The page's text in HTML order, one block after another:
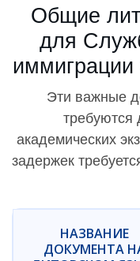
Общие
для
Эти важные
требуются
академических
задержек
НАЗВАНИЕ
ДОКУМЕНТА